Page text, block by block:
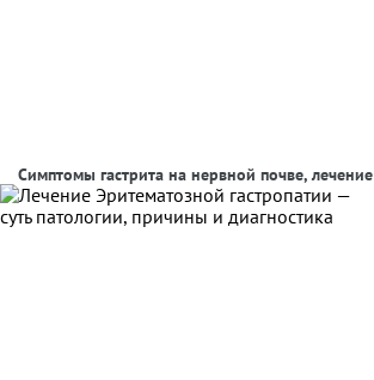
Симптомы гастрита на нервной почве, лечение